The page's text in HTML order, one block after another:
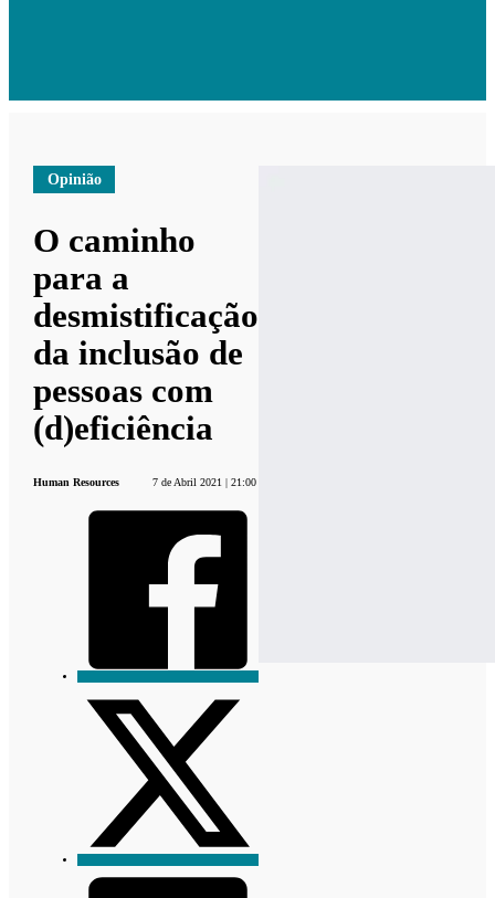
Opinião
O caminho
para a
desmistificação
da inclusão de
pessoas com
(d)eficiência
Human Resources 7 de Abril 2021 | 21:00